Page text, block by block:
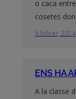
o caca
cosetes
6 febrer, 2014
ENS HA
A la classe